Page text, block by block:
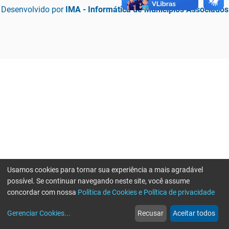
Desenvolvido por IMA - Informática de Municípios Associados
web
Notícias
more_horiz
Mais
Usamos cookies para tornar sua experiência a mais agradável
possível. Se continuar navegando neste site, você assume
concordar com nossa Política de Cookies e Política de privacidade
Gerenciar Cookies... Recusar Aceitar todos
Erro ao enviar informações, por favor tente novamente